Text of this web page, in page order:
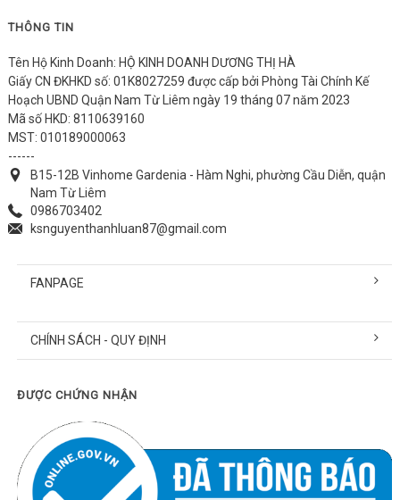
THÔNG TIN
Tên Hộ Kinh Doanh: HỘ KINH DOANH DƯƠNG THỊ HÀ
Giấy CN ĐKHKD số: 01K8027259 được cấp bởi Phòng Tài Chính Kế
Hoạch UBND Quận Nam Từ Liêm ngày 19 tháng 07 năm 2023
Mã số HKD: 8110639160
MST: 010189000063
------
B15-12B Vinhome Gardenia - Hàm Nghi, phường Cầu Diễn, quận
Nam Từ Liêm
0986703402
ksnguyenthanhluan87@gmail.com
FANPAGE
CHÍNH SÁCH - QUY ĐỊNH
ĐƯỢC CHỨNG NHẬN